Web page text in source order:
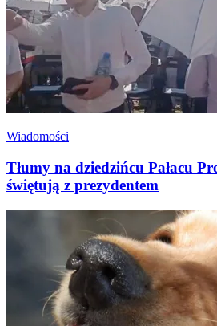
Wiadomości
Tłumy na dziedzińcu Pałacu
świętują z prezydentem